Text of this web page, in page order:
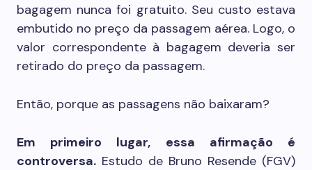
bagagem nunca foi gratuito. Seu custo estava
embutido no preço da passagem aérea. Logo, o
valor correspondente à bagagem deveria ser
retirado do preço da passagem.
Então, porque as passagens não baixaram?
Em primeiro lugar, essa afirmação é
controversa. Estudo de Bruno Resende (FGV)